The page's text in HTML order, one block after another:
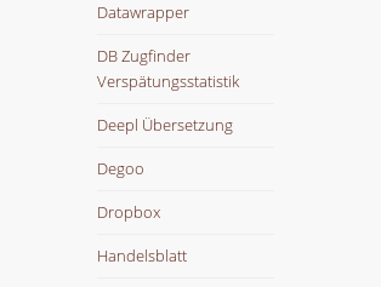
Datawrapper
DB Zugfinder
Verspätungsstatistik
Deepl Übersetzung
Degoo
Dropbox
Handelsblatt